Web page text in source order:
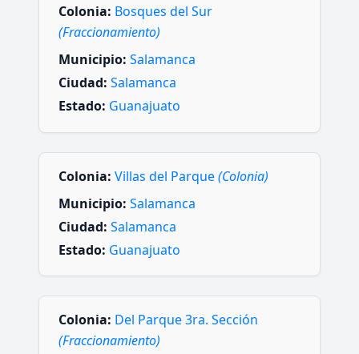
Colonia: Bosques del Sur
(Fraccionamiento)
Municipio: Salamanca
Ciudad: Salamanca
Estado: Guanajuato
Colonia: Villas del Parque(Colonia)
Municipio: Salamanca
Ciudad: Salamanca
Estado: Guanajuato
Colonia: Del Parque 3ra. Sección
(Fraccionamiento)